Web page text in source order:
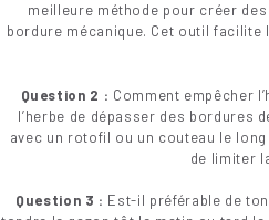
meilleure méthode pour créer
bordure mécanique. Cet outil
Question 2 : Comment empêcher
l’herbe de dépasser des bordures
avec un rotofil ou un couteau le
de limiter
Question 3 : Est-il préférable de